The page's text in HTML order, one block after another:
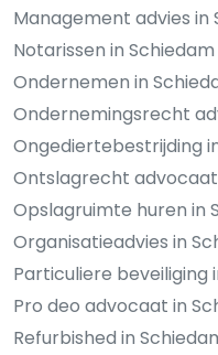
Management advies in
Notarissen in Schiedam
Ondernemen in
Ondernemingsrecht
Ongediertebestrijding
Ontslagrecht
Opslagruimte huren in
Organisatieadvies in
Particuliere beveiliging
Pro deo advocaat in
Refurbished in